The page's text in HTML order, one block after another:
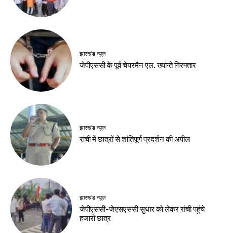
हेल्थ
लौंग से बनाएं फेस पैक,
त्वचा में आएगी चमक
Birsa Bhumi Live -
August 10, 2026
नवीनतम लेख